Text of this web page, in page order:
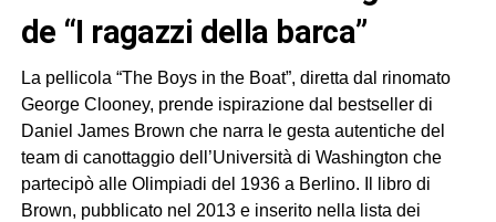
de “I ragazzi della barca”
La pellicola “The Boys in the Boat”, diretta dal rinomato
George Clooney, prende ispirazione dal bestseller di
Daniel James Brown che narra le gesta autentiche del
team di canottaggio dell’Università di Washington che
partecipò alle Olimpiadi del 1936 a Berlino. Il libro di
Brown, pubblicato nel 2013 e inserito nella lista dei